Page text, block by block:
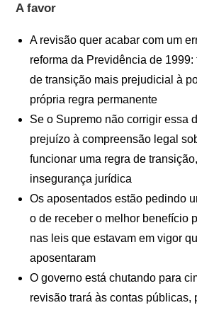
A favor
A revisão quer acabar com um
reforma da Previdência de 1999:
de transição mais prejudicial à
própria regra permanente
Se o Supremo não corrigir essa
prejuízo à compreensão legal
funcionar uma regra de
insegurança jurídica
Os aposentados estão pedindo
o de receber o melhor benefício
nas leis que estavam em vigor
aposentaram
O governo está chutando para
revisão trará às contas públicas,